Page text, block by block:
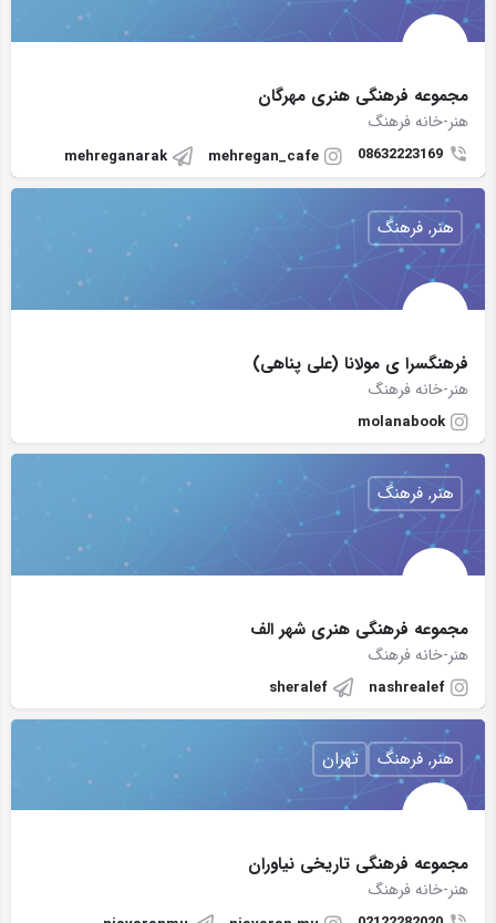
مجموعه فرهنگی هنری مهرگان
هنر-خانه فرهنگ
08632223169
mehregan_cafe
mehreganarak
فرهنگسرا ی مولانا (علی پناهی)
هنر-خانه فرهنگ
molanabook
هنر, فرهنگ
مجموعه فرهنگی هنری شهر الف
هنر-خانه فرهنگ
nashrealef
sheralef
هنر, فرهنگ
مجموعه فرهنگی تاریخی نیاوران
هنر-خانه فرهنگ
هنر, فرهنگ تهران